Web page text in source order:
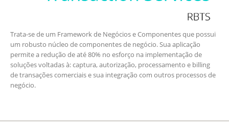
Trata-se de um Framework de Negócios e Componentes que possui
um robusto núcleo de componentes de negócio. Sua aplicação
permite a redução de até 80% no esforço na implementação de
soluções voltadas à: captura, autorização, processamento e billing
de transações comerciais e sua integração com outros processos de
negócio.